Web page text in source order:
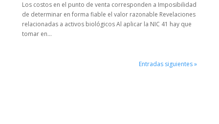
Los costos en el punto de venta corresponden a Imposibilidad
de determinar en forma fiable el valor razonable Revelaciones
relacionadas a activos biológicos Al aplicar la NIC 41 hay que
tomar en...
Entradas siguientes »